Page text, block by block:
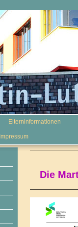
Elterninformationen
Impressum
Die